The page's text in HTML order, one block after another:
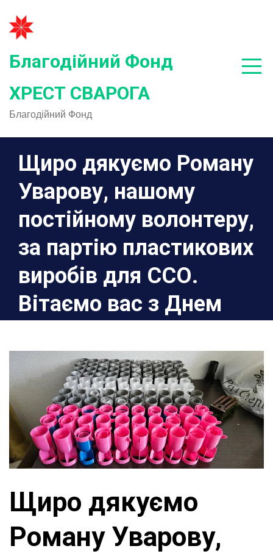
content
Благодійний Фонд
ХРЕСТ СВАРОГА
Благодійний Фонд
Щиро дякуємо Роману
Уварову, нашому
постійному волонтеру,
за партію пластикових
виробів для ССО.
Вітаємо вас з Днем
внесок має величезне
значення і надихає
нас.
Home 2024 Липень
24
Щиро дякуємо Роману Уварову, нашому
постійному волонтеру, за партію пластикових
Народження! Ваш внесок має величезне
значення і надихає нас.
Щиро дякуємо
Роману Уварову,